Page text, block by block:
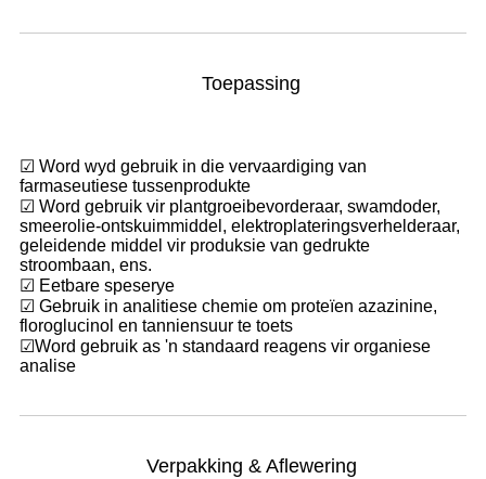
Toepassing
☑ Word wyd gebruik in die vervaardiging van
farmaseutiese tussenprodukte
☑ Word gebruik vir plantgroeibevorderaar, swamdoder,
smeerolie-ontskuimmiddel, elektroplateringsverhelderaar,
geleidende middel vir produksie van gedrukte
stroombaan, ens.
☑ Eetbare speserye
☑ Gebruik in analitiese chemie om proteïen azazinine,
floroglucinol en tanniensuur te toets
☑Word gebruik as 'n standaard reagens vir organiese
analise
Verpakking & Aflewering